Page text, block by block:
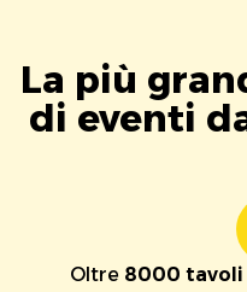
La più
di eventi
Oltre 8000